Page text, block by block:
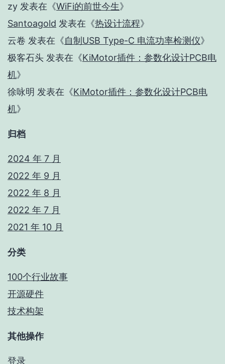
zy 发表在《WiFi的前世今生》
Santoagold 发表在《热设计流程》
云卷 发表在《自制USB Type-C 电流功率检测仪》
极客石头 发表在《KiMotor插件：参数化设计PCB电
机》
徐咏明 发表在《KiMotor插件：参数化设计PCB电
机》
归档
2024 年 7 月
2022 年 9 月
2022 年 8 月
2022 年 7 月
2021 年 10 月
分类
100个行业故事
开源硬件
技术构架
其他操作
登录